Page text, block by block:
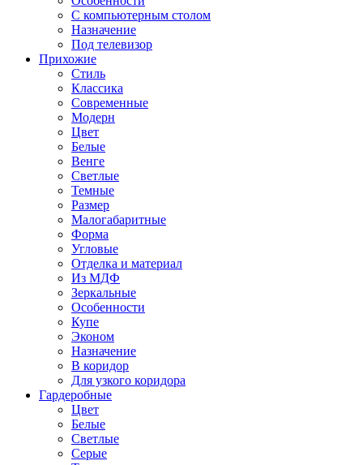
С компьютерным столом
Назначение
Под телевизор
Прихожие
Стиль
Классика
Современные
Модерн
Цвет
Белые
Венге
Светлые
Темные
Размер
Малогабаритные
Форма
Угловые
Отделка и материал
Из МДФ
Зеркальные
Особенности
Купе
Эконом
Назначение
В коридор
Для узкого коридора
Гардеробные
Цвет
Белые
Светлые
Серые